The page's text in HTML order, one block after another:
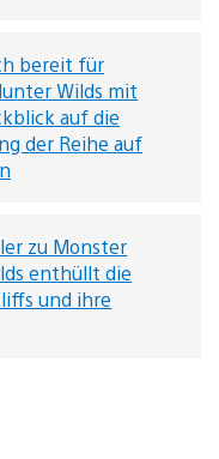
bereit für
Wilds mit
auf die
der Reihe auf
zu Monster
enthüllt die
und ihre